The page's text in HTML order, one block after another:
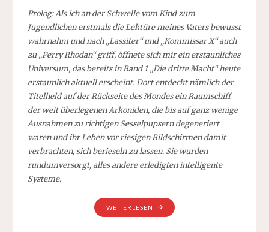
Prolog: Als ich an der Schwelle vom Kind zum
Jugendlichen erstmals die Lektüre meines Vaters bewusst
wahrnahm und nach „Lassiter“ und „Kommissar X“ auch
zu „Perry Rhodan“ griff, öffnete sich mir ein erstaunliches
Universum, das bereits in Band 1 „Die dritte Macht“ heute
erstaunlich aktuell erscheint. Dort entdeckt nämlich der
Titelheld auf der Rückseite des Mondes ein Raumschiff
der weit überlegenen Arkoniden, die bis auf ganz wenige
Ausnahmen zu richtigen Sesselpupsern degeneriert
waren und ihr Leben vor riesigen Bildschirmen damit
verbrachten, sich berieseln zu lassen. Sie wurden
rundumversorgt, alles andere erledigten intelligente
Systeme.
WEITERLESEN
„BLEIBEN
SIE